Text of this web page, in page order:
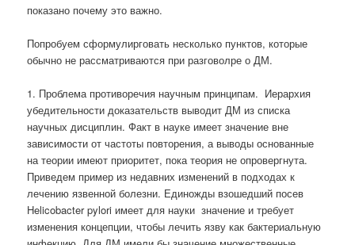
показано почему это важно.
Попробуем сформулирговать несколько пунктов, которые
обычно не рассматриваются при разговолре о ДМ.
1. Проблема противоречия научным принципам. Иерархия
убедительности доказательств выводит ДМ из списка
научных дисциплин. Факт в науке имеет значение вне
зависимости от частоты повторения, а выводы основанные
на теории имеют приоритет, пока теория не опровергнута.
Приведем пример из недавних изменений в подходах к
лечению язвенной болезни. Единожды взошедший посев
Helicobacter pylori имеет для науки значение и требует
изменения концепции, чтобы лечить язву как бактериальную